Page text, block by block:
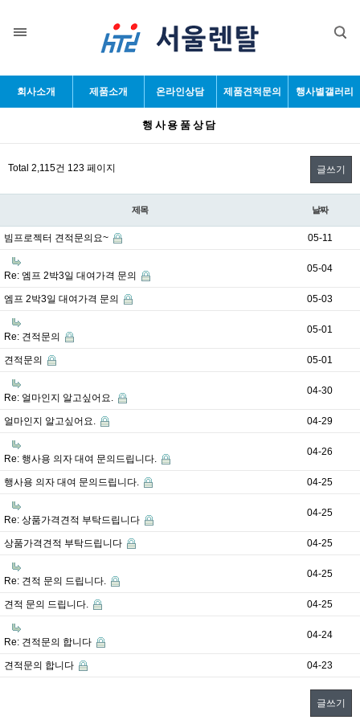
회사소개 제품소개 온라인상담 제품견적문의 행사별갤러리
행사용품상담
Total 2,115건 123 페이지 글쓰기
제목 날짜
빔프로젝터 견적문의요~ 05-11
Re: 엠프 2박3일 대여가격 문의
05-04
엠프 2박3일 대여가격 문의 05-03
Re: 견적문의
05-01
견적문의 05-01
Re: 얼마인지 알고싶어요.
04-30
얼마인지 알고싶어요. 04-29
Re: 행사용 의자 대여 문의드립니다.
04-26
행사용 의자 대여 문의드립니다. 04-25
Re: 상품가격견적 부탁드립니다
04-25
상품가격견적 부탁드립니다 04-25
Re: 견적 문의 드립니다.
04-25
견적 문의 드립니다. 04-25
Re: 견적문의 합니다
04-24
견적문의 합니다 04-23
글쓰기